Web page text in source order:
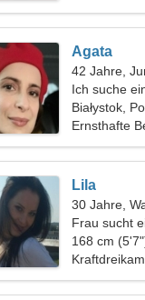
Agata
42 Jahre,
Ich suche
Białystok,
Ernsthafte
Lila
30 Jahre,
Frau sucht
168 cm